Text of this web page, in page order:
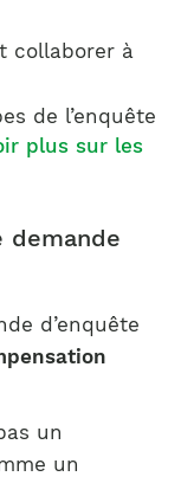
collaborer à
de l’enquête
plus sur les
demande
d’enquête
un
un